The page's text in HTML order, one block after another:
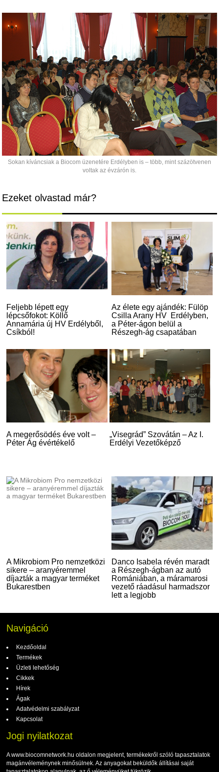
Sokan kíváncsiak a Biocom üzenetére Erdélyben is – több, mint százötvenen
voltak az évzárón is.
Ezeket olvastad már?
Feljebb lépett egy
lépcsőfokot: Köllő
Annamária új HV Erdélyből,
Csíkból!
Az élete egy ajándék: Fülöp
Csilla Arany HV Erdélyben,
a Péter-ágon belül a
Részegh-ág csapatában
A megerősödés éve volt –
Péter Ág évértékelő
„Visegrád” Szovátán – Az I.
Erdélyi Vezetőképző
A Mikrobiom Pro nemzetközi
sikere – aranyéremmel
díjazták a magyar terméket
Bukarestben
Danco Isabela révén maradt
a Részegh-ágban az autó
Romániában, a máramarosi
vezető ráadásul harmadszor
lett a legjobb
Navigáció
Kezdőoldal
Termékek
Üzleti lehetőség
Cikkek
Hírek
Ágak
Adatvédelmi szabályzat
Kapcsolat
Jogi nyilatkozat
A www.biocomnetwork.hu oldalon megjelent, termékekről szóló tapasztalatok
magánvéleménynek minősülnek. Az anyagokat beküldők állításai saját